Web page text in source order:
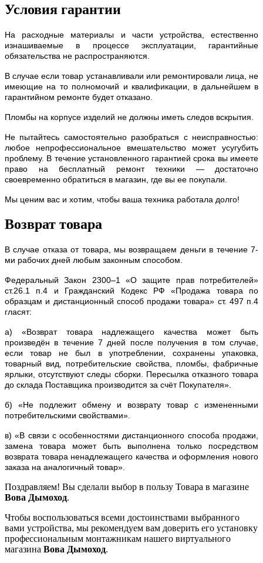
Условия гарантии
На расходные материалы и части устройства, естественно
изнашиваемые в процессе эксплуатации, гарантийные
обязательства не распространяются.
В случае если товар устанавливали или ремонтировали лица, не
имеющие на то полномочий и квалификации, в дальнейшем в
гарантийном ремонте будет отказано.
Пломбы на корпусе изделий не должны иметь следов вскрытия.
Не пытайтесь самостоятельно разобраться с неисправностью:
любое непрофессиональное вмешательство может усугубить
проблему. В течение установленного гарантией срока вы имеете
право на бесплатный ремонт техники — достаточно
своевременно обратиться в магазин, где вы ее покупали.
Мы ценим вас и хотим, чтобы ваша техника работала долго!
Возврат товара
В случае отказа от товара, мы возвращаем деньги в течение 7-
ми рабочих дней любым законным способом.
Федеральный Закон 2300–1 «О защите прав потребителей»
ст.26.1 п.4 и Гражданский Кодекс РФ «Продажа товара по
образцам и дистанционный способ продажи товара» ст. 497 п.4
гласят:
а) «Возврат товара надлежащего качества может быть
произведён в течение 7 дней после получения в том случае,
если товар не был в употреблении, сохранены упаковка,
товарный вид, потребительские свойства, пломбы, фабричные
ярлыки, отсутствуют следы сборки. Пересылка отказного товара
до склада Поставщика производится за счёт Покупателя».
б) «Не подлежит обмену и возврату товар с измененными
потребительскими свойствами».
в) «В связи с особенностями дистанционного способа продажи,
замена товара может быть выполнена только посредством
возврата товара ненадлежащего качества и оформления нового
заказа на аналогичный товар».
Поздравляем! Вы сделали выбор в пользу Товара в магазине
Вова Дымоход.
Чтобы воспользоваться всеми достоинствами выбранного
вами устройства, мы рекомендуем вам доверить его установку
профессиональным монтажникам нашего виртуального
магазина Вова Дымоход.